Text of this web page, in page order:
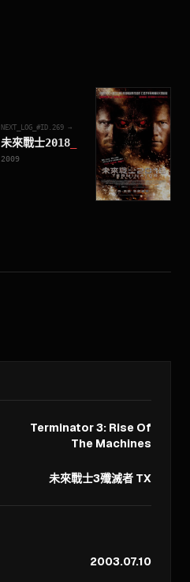
NEXT_LOG_#ID. 269 →
未來戰士2018
2009
Terminator 3: Rise Of
The Machines
未來戰士3殲滅者 TX
2003.07.10